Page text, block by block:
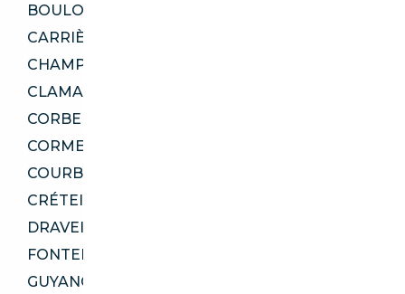
BOULOGNE-BILLANCOURT 92100
CARRIÈRES-SUR-SEINE 78420
CHAMPIGNY-SUR-MARNE 94500
CLAMART 92140
CORBEIL-ESSONNES 91100
CORMEILLES-EN-PARISIS 95240
COURBEVOIE 92400
CRÉTEIL 94000
DRAVEIL 91210
FONTENAY-AUX-ROSES 92260
GUYANCOURT 78280